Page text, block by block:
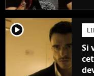
player2
Si